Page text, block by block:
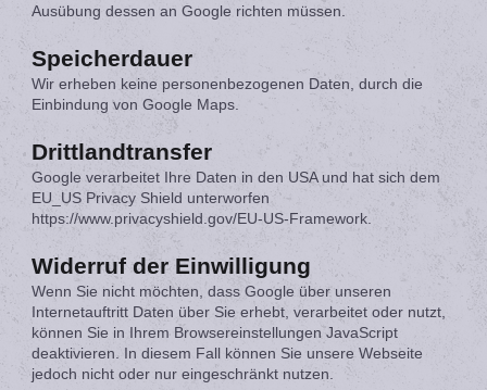
Ausübung dessen an Google richten müssen.
Speicherdauer
Wir erheben keine personenbezogenen Daten, durch die
Einbindung von Google Maps.
Drittlandtransfer
Google verarbeitet Ihre Daten in den USA und hat sich dem
EU_US Privacy Shield unterworfen
https://www.privacyshield.gov/EU-US-Framework.
Widerruf der Einwilligung
Wenn Sie nicht möchten, dass Google über unseren
Internetauftritt Daten über Sie erhebt, verarbeitet oder nutzt,
können Sie in Ihrem Browsereinstellungen JavaScript
deaktivieren. In diesem Fall können Sie unsere Webseite
jedoch nicht oder nur eingeschränkt nutzen.